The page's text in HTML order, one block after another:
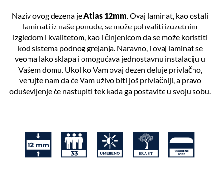
Naziv ovog dezena jeAtlas 12mm. Ovaj laminat, kao ostali
laminati iz naše ponude, se može pohvaliti izuzetnim
izgledom i kvalitetom, kao i činjenicom da se može koristiti
kod sistema podnog grejanja. Naravno, i ovaj laminat se
veoma lako sklapa i omogućava jednostavnu instalaciju u
Vašem domu. Ukoliko Vam ovaj dezen deluje privlačno,
verujte nam da će Vam uživo biti još privlačniji, a pravo
oduševljenje će nastupiti tek kada ga postavite u svoju sobu.